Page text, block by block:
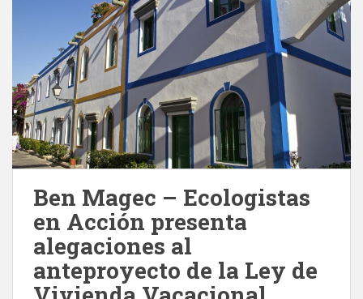
Ben Magec – Ecologistas
en Acción presenta
alegaciones al
anteproyecto de la Ley de